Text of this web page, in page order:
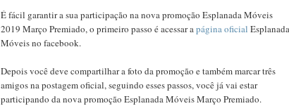
É fácil garantir a sua participação na nova promoção Esplanada Móveis
2019 Março Premiado, o primeiro passo é acessar apágina oficial Esplanada
Móveis no facebook.
Depois você deve compartilhar a foto da promoção e também marcar três
amigos na postagem oficial, seguindo esses passos, você já vai estar
participando da nova promoção Esplanada Móveis Março Premiado.